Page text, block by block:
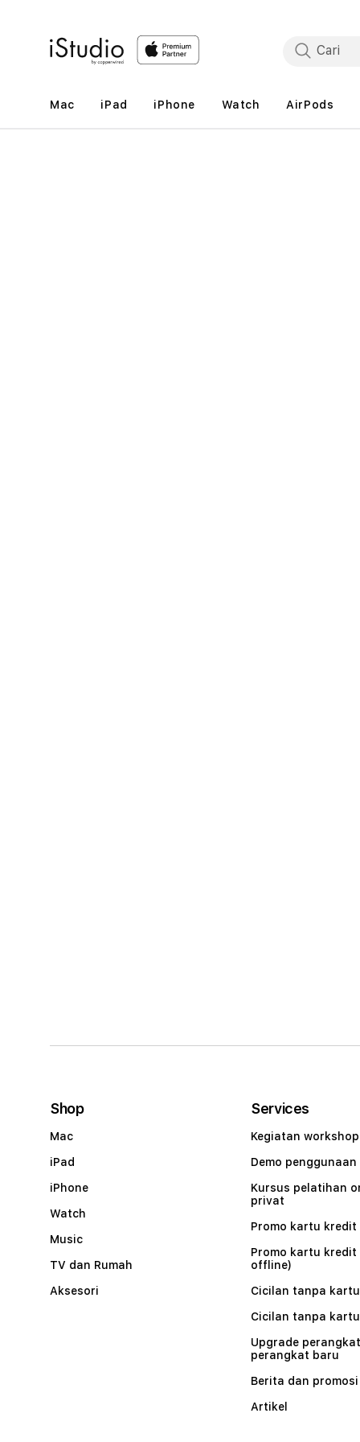
Mac iPad iPhone Watch AirPods
Shop
Mac
iPad
iPhone
Watch
Music
TV dan Rumah
Aksesori
Services
Kegiatan workshop
Demo penggunaan
Kursus pelatihan
privat
Promo kartu kredit
Promo kartu kredit
offline)
Cicilan tanpa
Cicilan tanpa
Upgrade
perangkat baru
Berita dan promosi
Artikel